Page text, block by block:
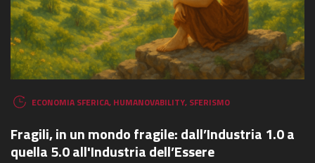
ECONOMIA SFERICA, HUMANOVABILITY, SFERISMO
Fragili, in un mondo fragile: dall’Industria 1.0 a
quella 5.0 all'Industria dell’Essere